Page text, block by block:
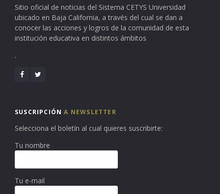
Sitio oficial de noticias del Sistema CETYS Universidad
ubicado en Baja California, a través del cual se dan a
conocer las acciones y logros de la comunidad de esta
institución educativa en distintos ámbitos
.
SUSCRIPCIÓNA NEWSLETTER
Selecciona el boletín al cual quieres suscribirte:
Tu nombre
Tu e-mail